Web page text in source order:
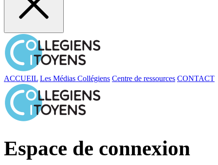
ACCUEIL Les Médias Collégiens Centre de ressources CONTACT
Espace de connexion